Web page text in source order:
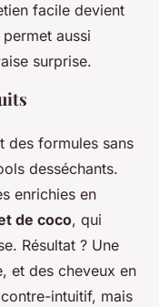
facile devient
aussi
surprise.
des formules sans
desséchants.
enrichies en
de coco, qui
Résultat ? Une
et des cheveux en
intuitif, mais